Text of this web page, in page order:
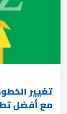
تغيير
مع أفضل